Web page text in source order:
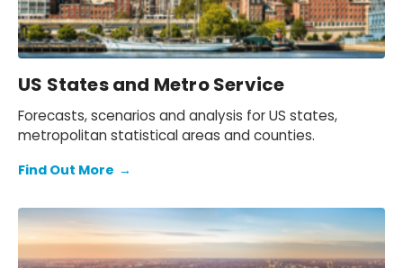
US States and Metro Service
Forecasts, scenarios and analysis for US states,
metropolitan statistical areas and counties.
Find Out More →